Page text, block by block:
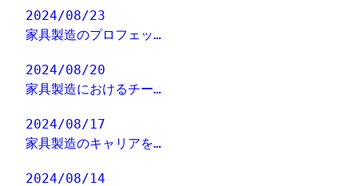
2024/08/23
家具製造のプロフェッ…
2024/08/20
家具製造におけるチー…
2024/08/17
家具製造のキャリアを…
2024/08/14